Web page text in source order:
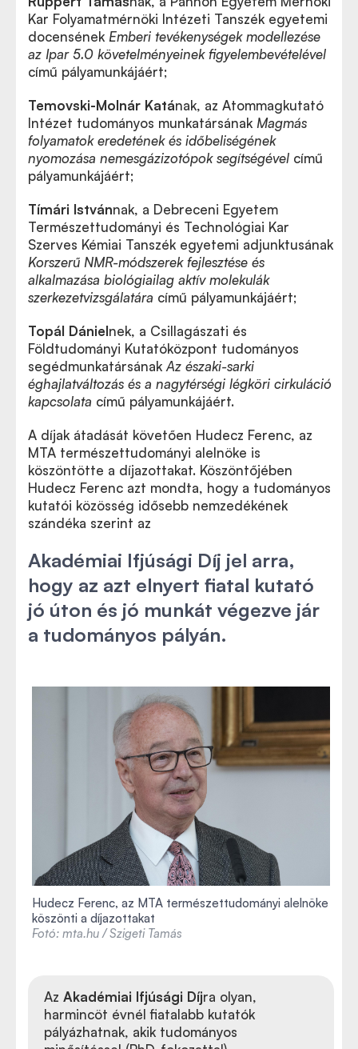
Kar Folyamatmérnöki Intézeti Tanszék egyetemi
docensének Emberi tevékenységek modellezése
az Ipar 5.0 követelményeinek figyelembevételével
című pályamunkájáért;
Temovski-Molnár Katának, az Atommagkutató
Intézet tudományos munkatársának Magmás
folyamatok eredetének és időbeliségének
nyomozása nemesgázizotópok segítségével című
pályamunkájáért;
Tímári Istvánnak, a Debreceni Egyetem
Természettudományi és Technológiai Kar
Szerves Kémiai Tanszék egyetemi adjunktusának
Korszerű NMR-módszerek fejlesztése és
alkalmazása biológiailag aktív molekulák
szerkezetvizsgálatára című pályamunkájáért;
Topál Dánielnek, a Csillagászati és
Földtudományi Kutatóközpont tudományos
segédmunkatársánakAz északi-sarki
éghajlatváltozás és a nagytérségi légköri cirkuláció
kapcsolata című pályamunkájáért.
A díjak átadását követően Hudecz Ferenc, az
MTA természettudományi alelnöke is
köszöntötte a díjazottakat. Köszöntőjében
Hudecz Ferenc azt mondta, hogy a tudományos
kutatói közösség idősebb nemzedékének
szándéka szerint az
Akadémiai Ifjúsági Díj jel arra,
hogy az azt elnyert fiatal kutató
jó úton és jó munkát végezve jár
a tudományos pályán.
Hudecz Ferenc, az MTA természettudományi alelnöke
köszönti a díjazottakat
Fotó: mta.hu / Szigeti Tamás
Az Akadémiai Ifjúsági Díjra olyan,
harmincöt évnél fiatalabb kutatók
pályázhatnak, akik tudományos